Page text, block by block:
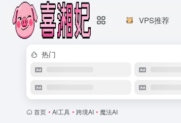
VPS推荐
热门
首页 • Al工具 • 跨境AI • 魔法AI